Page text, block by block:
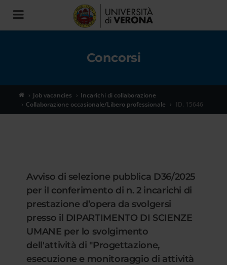
Toggle
navigation
Concorsi
Job vacancies
Incarichi di collaborazione
Collaborazione occasionale/Libero professionale
ID. 15646
Avviso di selezione pubblica D36/2025
per il conferimento di n. 2 incarichi di
prestazione d’opera da svolgersi
presso il DIPARTIMENTO DI SCIENZE
UMANE per lo svolgimento
dell'attività di "Progettazione,
esecuzione e monitoraggio di attività